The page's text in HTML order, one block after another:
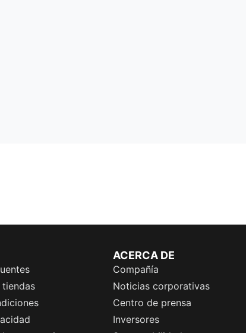
ACERCA DE
Compañía
Noticias corporativas
Centro de prensa
Inversores